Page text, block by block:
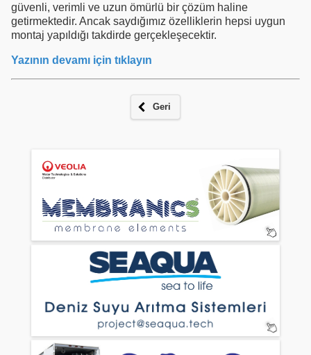
güvenli, verimli ve uzun ömürlü bir çözüm haline
getirmektedir. Ancak saydığımız özelliklerin hepsi uygun
montaj yapıldığı takdirde gerçekleşecektir.
Yazının devamı için tıklayın
Geri